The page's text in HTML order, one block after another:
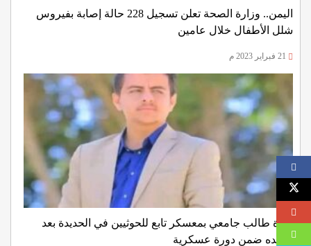
اليمن.. وزارة الصحة تعلن تسجيل 228 حالة إصابة بفيروس
شلل الأطفال خلال عامين
وفاة طالب جامعي بمعسكر تابع للحوثيين في الحديدة بعد
تجنيده ضمن دورة عسكرية